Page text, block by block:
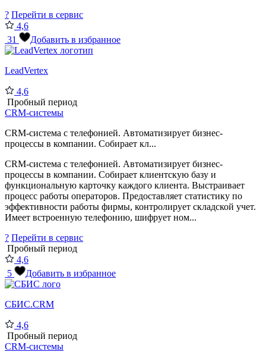
? Перейти в сервис
4,6
31
Добавить в избранное
LeadVertex
4,6
Пробный период
CRM-системы
CRM-система с телефонией. Автоматизирует бизнес-
процессы в компании. Собирает кл...
CRM-система с телефонией. Автоматизирует бизнес-
процессы в компании. Собирает клиентскую базу и
функциональную карточку каждого клиента. Выстраивает
процесс работы операторов. Предоставляет статистику по
эффективности работы фирмы, контролирует складской учет.
Имеет встроенную телефонию, шифрует ном...
? Перейти в сервис
Пробный период
4,6
5
Добавить в избранное
СБИС.CRM
4,6
Пробный период
CRM-системы